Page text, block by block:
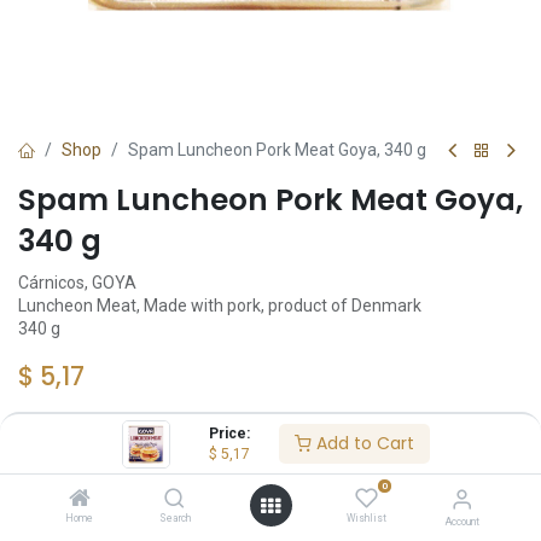
Price:
$ 5,17 Add to Cart
Home Search
0
Wishlist Account
Shop Spam Luncheon Pork Meat Goya, 340 g
Spam Luncheon Pork Meat Goya,
340 g
Cárnicos, GOYA
Luncheon Meat, Made with pork, product of Denmark
340 g
$ 5,17
Sin existencias.
Reciba una notificación cuando vuelva a estar
disponible